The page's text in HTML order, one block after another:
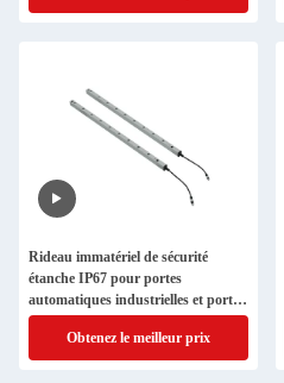
Rideau immatériel de sécurité
étanche IP67 pour portes
automatiques industrielles et portes
de garage
Obtenez le meilleur prix